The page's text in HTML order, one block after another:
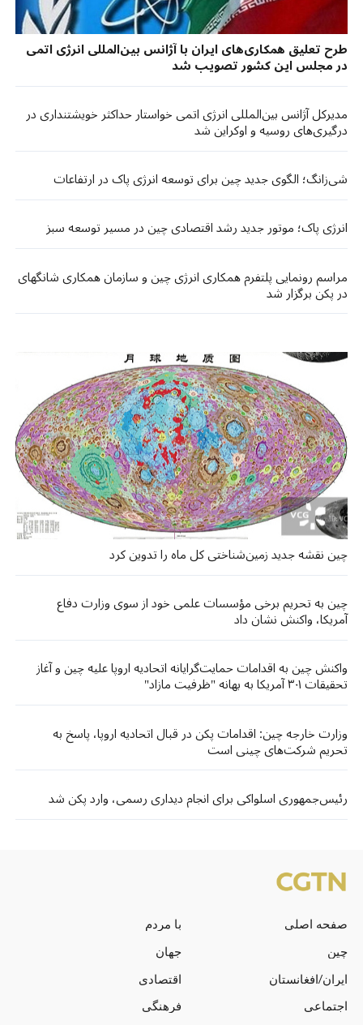
طرح تعلیق همکاری‌های ایران با آژانس بین‌المللی انرژی اتمی
در مجلس این کشور تصویب شد
مدیرکل آژانس بین‌المللی انرژی اتمی خواستار حداکثر خویشتنداری در
درگیری‌های روسیه و اوکراین شد
شی‌زانگ؛ الگوی جدید چین برای توسعه انرژی پاک در ارتفاعات
انرژی پاک؛ موتور جدید رشد اقتصادی چین در مسیر توسعه سبز
مراسم رونمایی پلتفرم همکاری انرژی چین و سازمان همکاری شانگهای
در پکن برگزار شد
چین نقشه جدید زمین‌شناختی کل ماه را تدوین کرد
چین به تحریم برخی مؤسسات علمی خود از سوی وزارت دفاع
آمریکا، واکنش نشان داد
واکنش چین به اقدامات حمایت‌گرایانه اتحادیه اروپا علیه چین و آغاز
تحقیقات ۳۰۱ آمریکا به بهانه "ظرفیت مازاد"
وزارت خارجه چین: اقدامات پکن در قبال اتحادیه اروپا، پاسخ به
تحریم شرکت‌های چینی است
رئیس‌جمهوری اسلواکی برای انجام دیداری رسمی، وارد پکن شد
صفحه اصلی
با مردم
چین
جهان
ایران/افغانستان
اقتصادی
اجتماعی
فرهنگی